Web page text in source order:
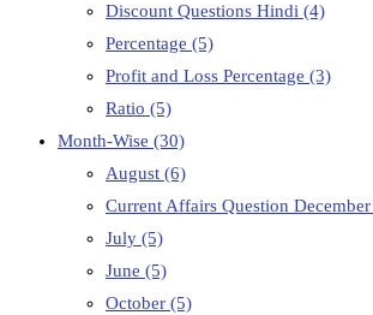
Discount Questions Hindi (4)
Percentage (5)
Profit and Loss Percentage (3)
Ratio (5)
Month-Wise (30)
August (6)
Current Affairs Question
July (5)
June (5)
October (5)